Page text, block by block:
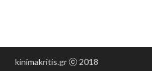
kinimakritis.gr ⓒ 2018